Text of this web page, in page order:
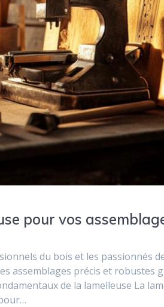
pour vos
du bois et les passionnés
assemblages précis et robustes
de la lamelleuse La